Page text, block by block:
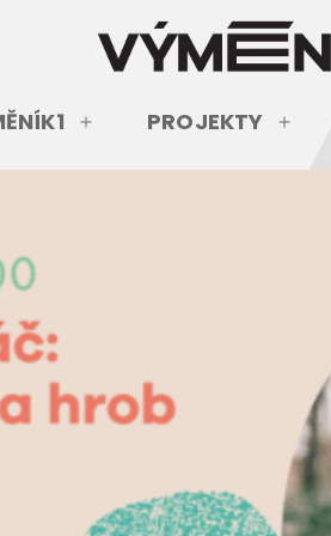
OtevřítPROJEKTY